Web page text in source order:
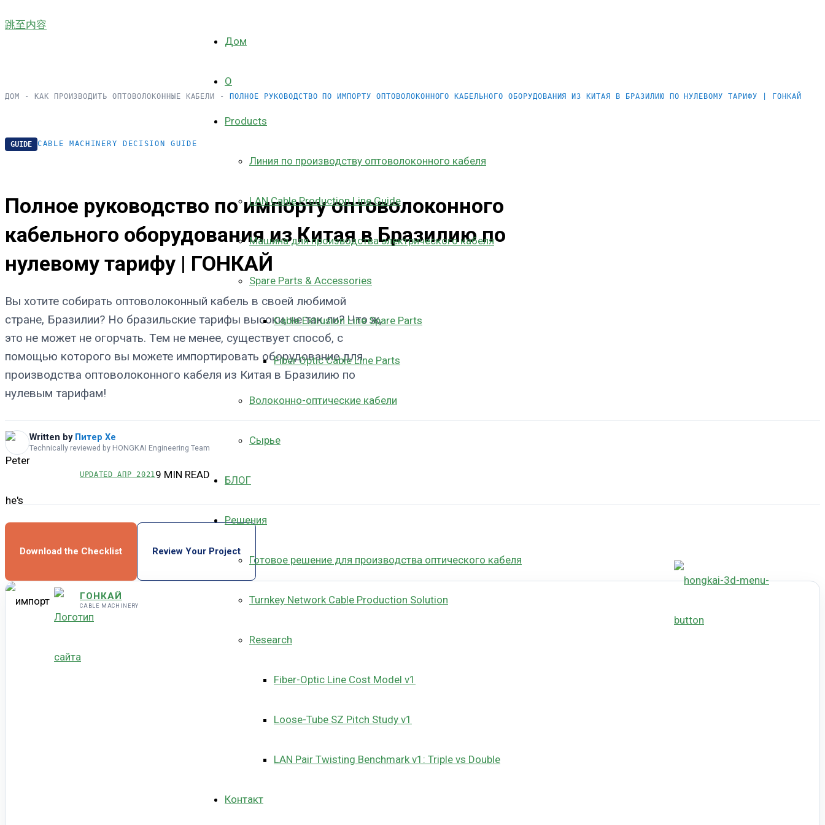
跳至内容
ГОНКАЙ
CABLE MACHINERY
Дом
О
Products
Линия по производству оптоволоконного кабеля
LAN Cable Production Line Guide
Машина для производства электрического кабеля
Spare Parts & Accessories
Cable Extrusion Line Spare Parts
Fiber Optic Cable Line Parts
Волоконно-оптические кабели
Сырье
БЛОГ
Решения
Готовое решение для производства оптического кабеля
Turnkey Network Cable Production Solution
Research
Fiber-Optic Line Cost Model v1
Loose-Tube SZ Pitch Study v1
LAN Pair Twisting Benchmark v1: Triple vs Double
Контакт
ДОМ - КАК ПРОИЗВОДИТЬ ОПТОВОЛОКОННЫЕ КАБЕЛИ - ПОЛНОЕ РУКОВОДСТВО ПО ИМПОРТУ ОПТОВОЛОКОННОГО КАБЕЛЬНОГО ОБОРУДОВАНИЯ ИЗ КИТАЯ В БРАЗИЛИЮ ПО НУЛЕВОМУ ТАРИФУ | ГОНКАЙ
GUIDE CABLE MACHINERY DECISION GUIDE
Полное руководство по импорту оптоволоконного
кабельного оборудования из Китая в Бразилию по
нулевому тарифу | ГОНКАЙ
Вы хотите собирать оптоволоконный кабель в своей любимой
стране, Бразилии? Но бразильские тарифы высоки, не так ли? Что ж,
это не может не огорчать. Тем не менее, существует способ, с
помощью которого вы можете импортировать оборудование для
производства оптоволоконного кабеля из Китая в Бразилию по
нулевым тарифам!
Written by Питер Хе
Technically reviewed by HONGKAI Engineering Team
UPDATEDАПР 2021 9 MIN READ
Download the Checklist Review Your Project